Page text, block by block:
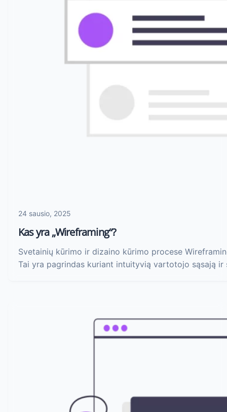
24 sausio, 2025
Kas yra „Wireframing“?
Svetainių kūrimo ir dizaino kūrimo procese
Tai yra pagrindas kuriant intuityvią vartotojo sąsają